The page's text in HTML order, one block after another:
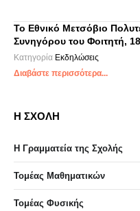
Το Εθνικό Μετσόβιο
Συνηγόρου του Φοιτητή,
Κατηγορία Εκδηλώσεις
Διαβάστε περισσότερα...
Η ΣΧΟΛΗ
Η Γραμματεία της Σχολής
Τομέας Μαθηματικών
Τομέας Φυσικής